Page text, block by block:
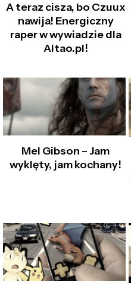
A teraz cisza, bo Czuux
nawija! Energiczny
raper w wywiadzie dla
Altao.pl!
Mel Gibson – Jam
wyklęty, jam kochany!